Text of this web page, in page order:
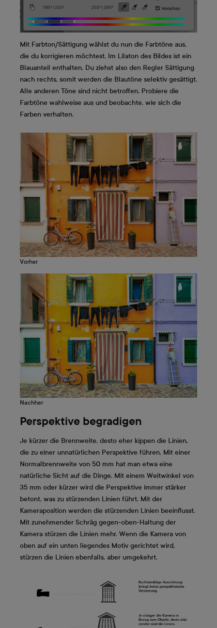
Mit Farbton/Sättigung wählst du nun die Farbtöne aus,
die du korrigieren möchtest. Im Lilaton des Bildes ist ein
Blauanteil enthalten. Du ziehst also den Regler Sättigung
nach rechts, somit werden die Blautöne selektiv gesättigt.
Alle anderen Töne sind nicht betroffen. Probiere die
Farbtöne wahlweise aus und beobachte, wie sich die
Farben verhalten.
Vorher
Nachher
Perspektive begradigen
Je kürzer die Brennweite, desto eher kippen die Linien,
die zu einer unnatür­lichen Perspektive führen. Mit einer
Normalbrennweite von 50 mm hat man etwa eine
natürliche Sicht auf die Dinge. Mit einem Weitwinkel von
35 mm oder kürzer wird die Perspektive immer stärker
betont, was zu stürzenden Linien führt. Mit der
Kameraposition werden die stürzenden Linien beeinflusst.
Mit zunehmender Schräg gegen-oben-Haltung der
Kamera stürzen die Linien mehr. Wenn die Kamera von
oben auf ein unten liegendes Motiv gerichtet wird,
stürzen die Linien ebenfalls, aber umgekehrt.